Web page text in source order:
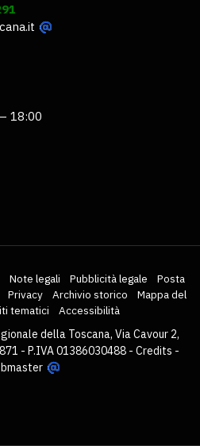
18:00
Note legali Pubblicità legale
Posta
Privacy Archivio storico
Mappa del
tematici
Accessibilità
della Toscana, Via Cavour 2,
- P.IVA 01386030488 - Credits -